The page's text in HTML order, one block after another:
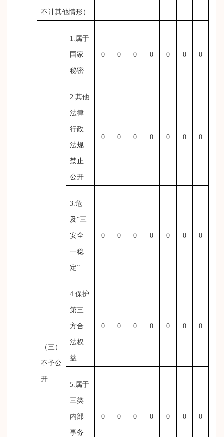
不计其他情形）
（三）
不予公
开
1.属于
国家
秘密
0 0 0 0 0 0 0
2.其他
法律
行政
法规
禁止
公开
0 0 0 0 0 0 0
3.危
及“三
安全
一稳
定”
0 0 0 0 0 0 0
4.保护
第三
方合
法权
益
0 0 0 0 0 0 0
5.属于
三类
内部
事务
0 0 0 0 0 0 0